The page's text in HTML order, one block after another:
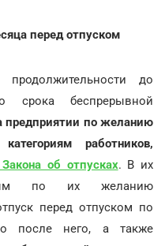
перед отпуском
до
срока беспрерывной
предприятии по желанию
работников,
об отпусках. В их
по их желанию
перед отпуском по
после него, а также